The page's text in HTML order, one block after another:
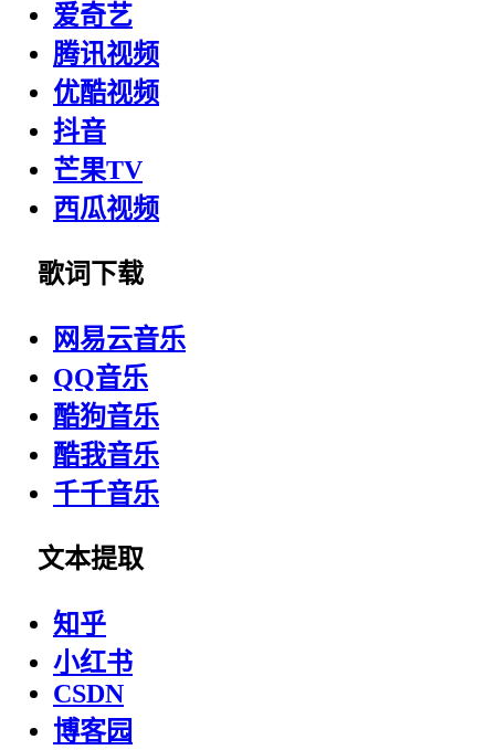
爱奇艺
腾讯视频
优酷视频
抖音
芒果TV
西瓜视频
歌词下载
网易云音乐
QQ音乐
酷狗音乐
酷我音乐
千千音乐
文本提取
知乎
小红书
CSDN
博客园